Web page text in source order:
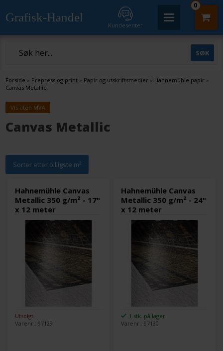
Grafisk-Handel
Kundesenter
0
Forside » Prepress og print » Papir og utskriftsmedier » Hahnemühle papir »
Canvas Metallic
Vis uten MVA
Canvas Metallic
Sorter etter billigste m²
Hahnemühle Canvas
Metallic 350 g/m² - 17"
x 12 meter
Utsolgt
Varenr.: 97129
Hahnemühle Canvas
Metallic 350 g/m² - 24"
x 12 meter
1 stk. på lager
Varenr.: 97130